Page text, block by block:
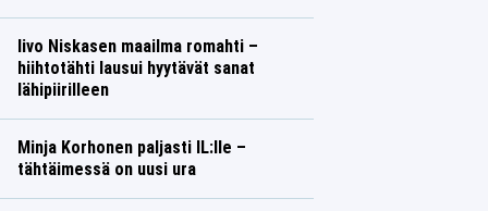
Iivo Niskasen maailma romahti –
hiihtotähti lausui hyytävät sanat
lähipiirilleen
Minja Korhonen paljasti IL:lle –
tähtäimessä on uusi ura